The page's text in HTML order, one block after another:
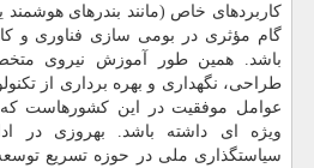
کاربردهای خاص (مانند بندرهای هوشمند
گام مؤثری در بومی سازی فناوری و
باشد. همین طور آموزش نیروی
طراحی، نگهداری و بهره برداری از
عوامل موفقیت در این کشورهاست که
ویژه ای داشته باشد. بهروزی در